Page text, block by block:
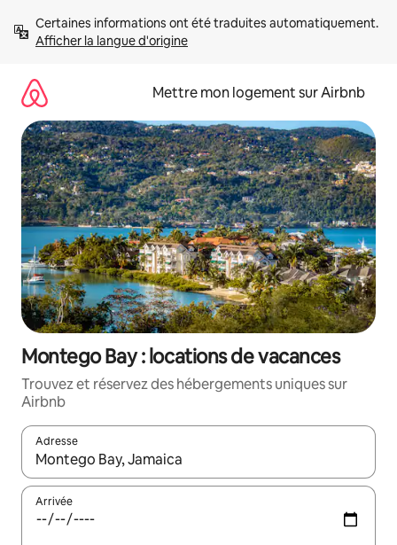
directement
Afficher la langue d'origine
Mettre mon logement sur Airbnb
Montego Bay : locations de vacances
Trouvez et réservez des hébergements uniques sur
Airbnb
Adresse
Lorsque les résultats s'affichent, utilisez les flèches vers le
Arrivée